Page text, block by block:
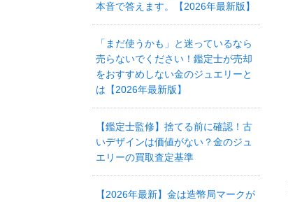
本音で答えます。【2026年最新版】
「まだ使うかも」と迷っているなら
売らないでください！鑑定士が売却
をおすすめしない金のジュエリーと
は【2026年最新版】
【鑑定士監修】捨てる前に確認！古
いデザインは価値がない？金のジュ
エリーの買取査定基準
【2026年最新】金は造幣局マークが